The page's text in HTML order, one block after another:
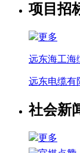
项目招
更多
远东海工海
远东电缆有
社会新
更多